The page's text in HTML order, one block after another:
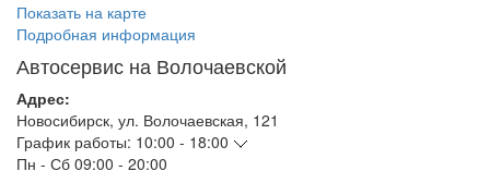
Показать на карте
Подробная информация
Автосервис на Волочаевской
Адрес:
Новосибирск, ул. Волочаевская, 121
График работы: 10:00 - 18:00
Пн - Сб 09:00 - 20:00